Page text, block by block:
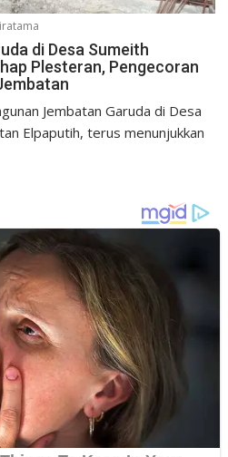
di Desa Sumeith
Plesteran, Pengecoran
Jembatan Garuda di Desa
Elpaputih, terus menunjukkan